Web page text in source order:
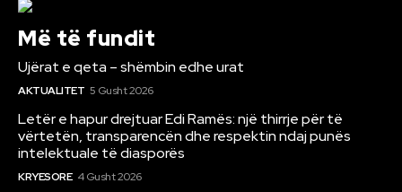
Më të fundit
Ujërat e qeta – shëmbin edhe urat
AKTUALITET 5 Gusht 2026
Letër e hapur drejtuar Edi Ramës: një thirrje për të
vërtetën, transparencën dhe respektin ndaj punës
intelektuale të diasporës
KRYESORE 4 Gusht 2026